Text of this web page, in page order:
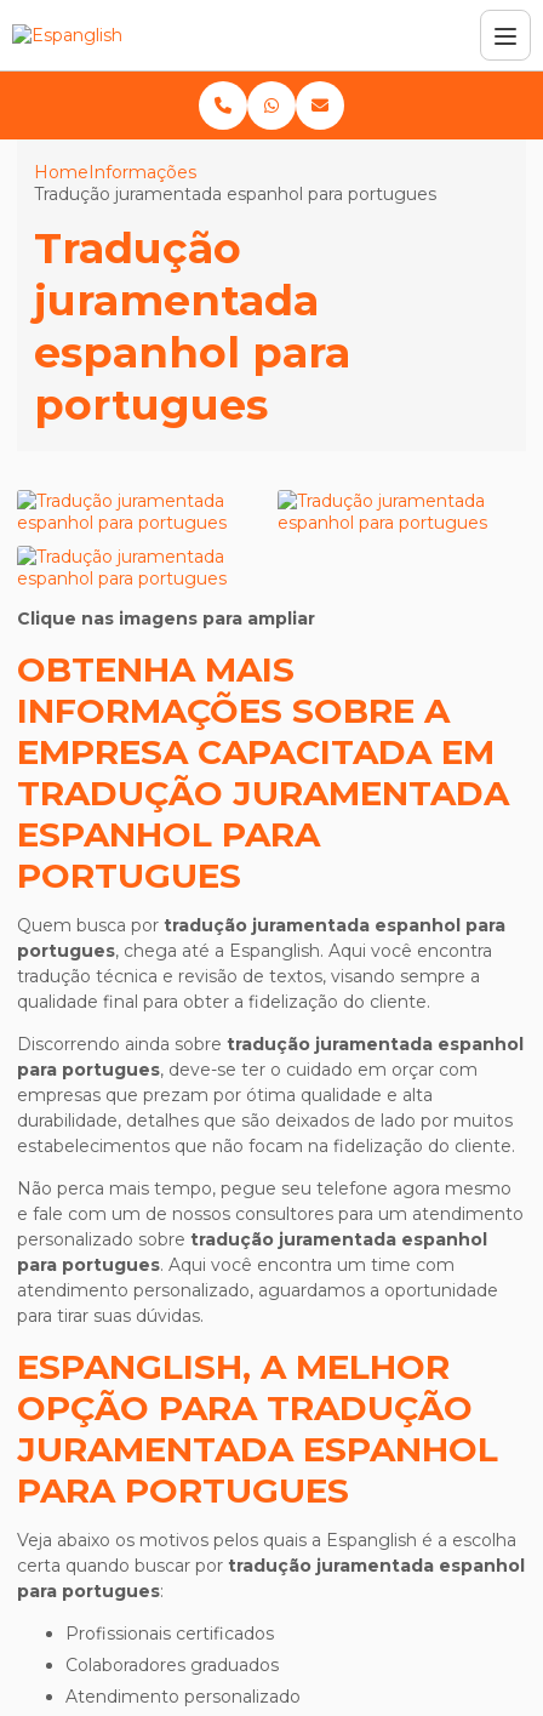
HomeInformações
Tradução juramentada espanhol para portugues
Tradução
juramentada
espanhol para
portugues
Clique nas imagens para ampliar
OBTENHA MAIS
INFORMAÇÕES SOBRE A
EMPRESA CAPACITADA EM
TRADUÇÃO JURAMENTADA
ESPANHOL PARA
PORTUGUES
Quem busca por tradução juramentada espanhol para
portugues, chega até a Espanglish. Aqui você encontra
tradução técnica e revisão de textos, visando sempre a
qualidade final para obter a fidelização do cliente.
Discorrendo ainda sobre tradução juramentada espanhol
para portugues, deve-se ter o cuidado em orçar com
empresas que prezam por ótima qualidade e alta
durabilidade, detalhes que são deixados de lado por muitos
estabelecimentos que não focam na fidelização do cliente.
Não perca mais tempo, pegue seu telefone agora mesmo
e fale com um de nossos consultores para um atendimento
personalizado sobre tradução juramentada espanhol
para portugues. Aqui você encontra um time com
atendimento personalizado, aguardamos a oportunidade
para tirar suas dúvidas.
ESPANGLISH, A MELHOR
OPÇÃO PARA TRADUÇÃO
JURAMENTADA ESPANHOL
PARA PORTUGUES
Veja abaixo os motivos pelos quais a Espanglish é a escolha
certa quando buscar por tradução juramentada espanhol
para portugues:
profissionais certificados
colaboradores graduados
atendimento personalizado